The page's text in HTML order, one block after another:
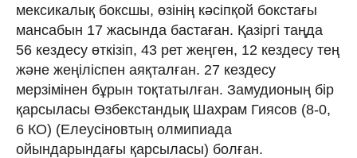
мексикалық боксшы, өзінің кәсіпқой бокстағы
мансабын 17 жасында бастаған. Қазіргі таңда
56 кездесу өткізіп, 43 рет жеңген, 12 кездесу тең
және жеңіліспен аяқталған. 27 кездесу
мерзімінен бұрын тоқтатылған. Замудионың бір
қарсыласы Өзбекстандық Шахрам Гиясов (8-0,
6 КО) (Елеусіновтың олмипиада
ойындарындағы қарсыласы) болған.